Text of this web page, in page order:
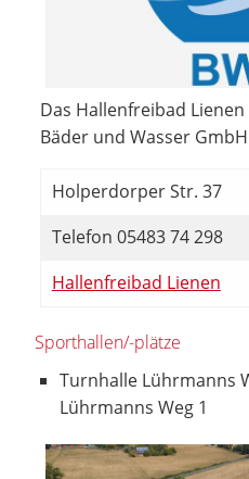
Das Hallenfreibad
Bäder und Wasser
Holperdorper Str. 37
Telefon 05483 74 298
Hallenfreibad Lienen
Sporthallen/-plätze
Turnhalle Lührmanns
Lührmanns Weg 1